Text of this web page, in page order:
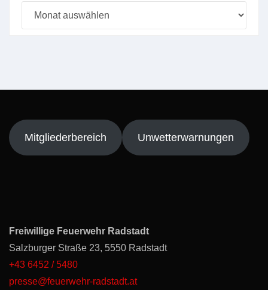
Mitgliederbereich Unwetterwarnungen
Freiwillige Feuerwehr Radstadt
Salzburger Straße 23, 5550 Radstadt
+43 6452 / 5480
presse@feuerwehr-radstadt.at